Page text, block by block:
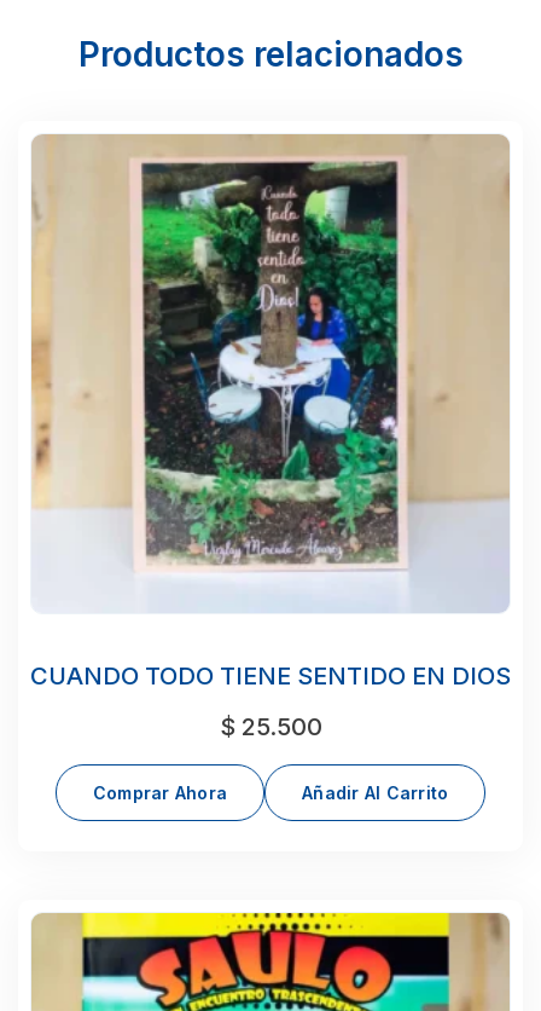
Productos relacionados
CUANDO TODO TIENE SENTIDO EN DIOS
$ 25.500
Comprar Ahora Añadir Al Carrito